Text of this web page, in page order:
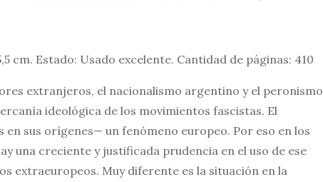
cm. Estado: Usado excelente. Cantidad de páginas: 410
extranjeros, el nacionalismo argentino y el peronismo
ideológica de los movimientos fascistas. El
en sus orígenes— un fenómeno europeo. Por eso en los
una creciente y justificada prudencia en el uso de ese
extraeuropeos. Muy diferente es la situación en la